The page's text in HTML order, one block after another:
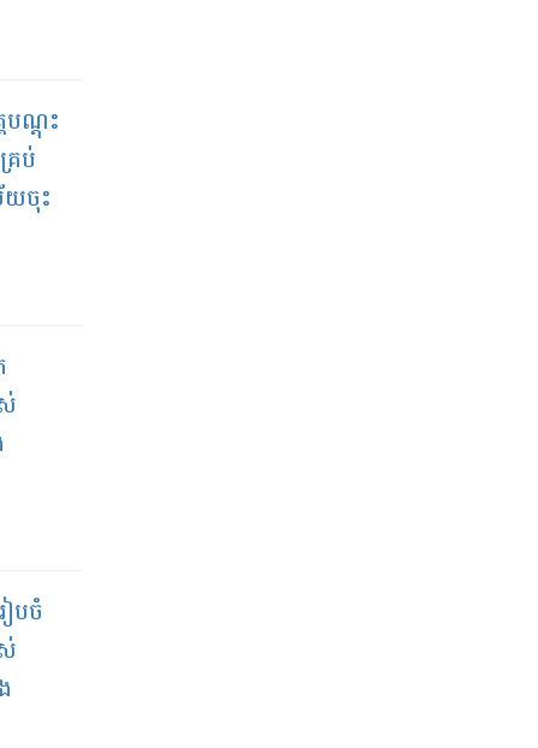
បណ្តុះ
រប់
យចុះ
បចំ